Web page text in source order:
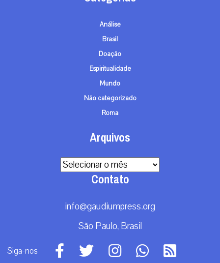
Análise
Brasil
Doação
Espiritualidade
Mundo
Não categorizado
Roma
Arquivos
Arquivos
Contato
info@gaudiumpress.org
São Paulo, Brasil
Siga-nos